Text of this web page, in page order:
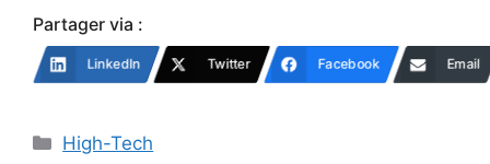
Partager via :
LinkedIn Twitter Facebook Email
Catégories
High-Tech